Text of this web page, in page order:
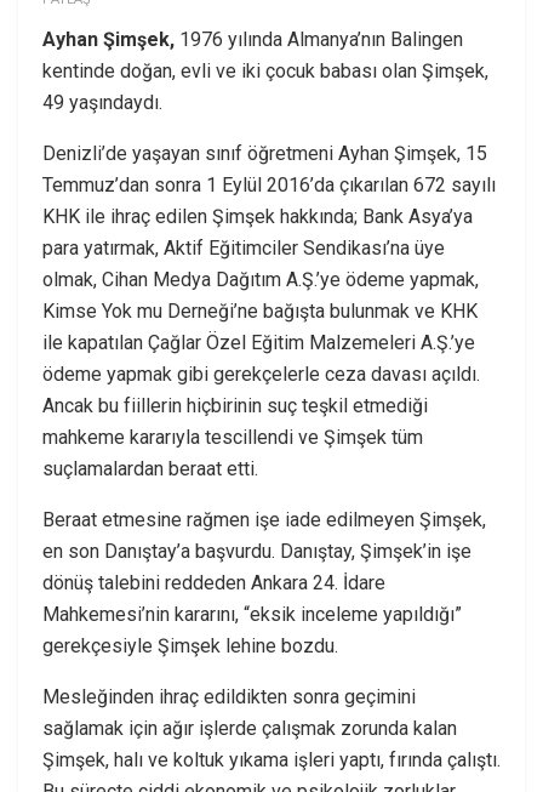
Ayhan Şimşek, 1976 yılında Almanya’nın Balingen
kentinde doğan, evli ve iki çocuk babası olan Şimşek,
49 yaşındaydı.
Denizli’de yaşayan sınıf öğretmeni Ayhan Şimşek, 15
Temmuz’dan sonra 1 Eylül 2016’da çıkarılan 672 sayılı
KHK ile ihraç edilen Şimşek hakkında; Bank Asya’ya
para yatırmak, Aktif Eğitimciler Sendikası’na üye
olmak, Cihan Medya Dağıtım A.Ş.’ye ödeme yapmak,
Kimse Yok mu Derneği’ne bağışta bulunmak ve KHK
ile kapatılan Çağlar Özel Eğitim Malzemeleri A.Ş.’ye
ödeme yapmak gibi gerekçelerle ceza davası açıldı.
Ancak bu fiillerin hiçbirinin suç teşkil etmediği
mahkeme kararıyla tescillendi ve Şimşek tüm
suçlamalardan beraat etti.
Beraat etmesine rağmen işe iade edilmeyen Şimşek,
en son Danıştay’a başvurdu. Danıştay, Şimşek’in işe
dönüş talebini reddeden Ankara 24. İdare
Mahkemesi’nin kararını, “eksik inceleme yapıldığı”
gerekçesiyle Şimşek lehine bozdu.
Mesleğinden ihraç edildikten sonra geçimini
sağlamak için ağır işlerde çalışmak zorunda kalan
Şimşek, halı ve koltuk yıkama işleri yaptı, fırında çalıştı.